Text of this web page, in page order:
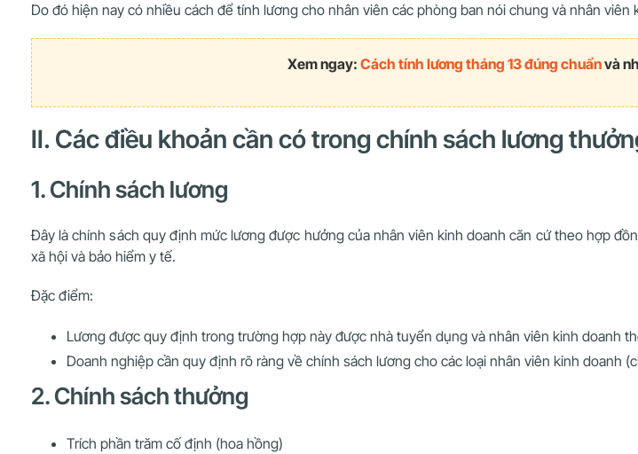
Do đó hiện nay có nhiều cách để tính lương cho nhân viên các phòng ban nói chung và nhân
Xem ngay: Cách tính lương tháng 13 đúng chuẩnvà
II. Các điều khoản cần có trong chính sách lương
1. Chính sách lương
Đây là chính sách quy định mức lương được hưởng của nhân viên kinh doanh căn cứ theo hợp
xã hội và bảo hiểm y tế.
Đặc điểm:
Lương được quy định trong trường hợp này được nhà tuyển dụng và nhân viên kinh doanh
Doanh nghiệp cần quy định rõ ràng về chính sách lương cho các loại nhân viên kinh doanh
2. Chính sách thưởng
Trích phần trăm cố định (hoa hồng)